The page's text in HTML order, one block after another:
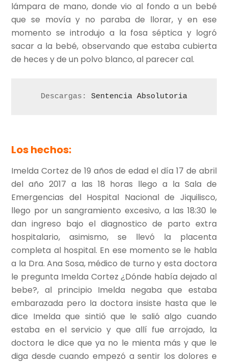
lámpara de mano, donde vio al fondo a un bebé
que se movía y no paraba de llorar, y en ese
momento se introdujo a la fosa séptica y logró
sacar a la bebé, observando que estaba cubierta
de heces y de un polvo blanco, al parecer cal.
Descargas: Sentencia Absolutoria
Los hechos:
Imelda Cortez de 19 años de edad el día 17 de abril
del año 2017 a las 18 horas llego a la Sala de
Emergencias del Hospital Nacional de Jiquilisco,
llego por un sangramiento excesivo, a las 18:30 le
dan ingreso bajo el diagnostico de parto extra
hospitalario, asimismo, se llevó la placenta
completa al hospital. En ese momento se le habla
a la Dra. Ana Sosa, médico de turno y esta doctora
le pregunta Imelda Cortez ¿Dónde había dejado al
bebe?, al principio Imelda negaba que estaba
embarazada pero la doctora insiste hasta que le
dice Imelda que sintió que le salió algo cuando
estaba en el servicio y que allí fue arrojado, la
doctora le dice que ya no le mienta más y que le
diga desde cuando empezó a sentir los dolores e